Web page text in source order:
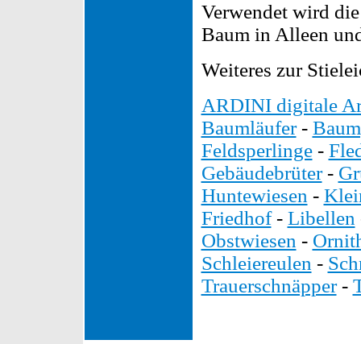
Verwendet wird
Baum in Alleen
Weiteres zur
ARDINI digitale
Baumläufer-
Feldsperlinge-
Gebäudebrüter-
Huntewiesen -
Friedhof- Libellen
Obstwiesen -
Schleiereulen -
Trauerschnäpper-